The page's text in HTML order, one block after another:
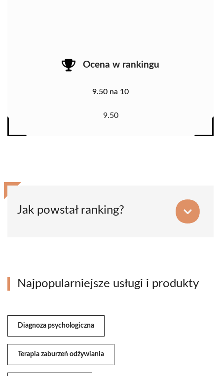
Ocena w rankingu
9.50 na 10
9.50
Jak powstał ranking?
Najpopularniejsze usługi i produkty
Diagnoza psychologiczna
Terapia zaburzeń odżywiania